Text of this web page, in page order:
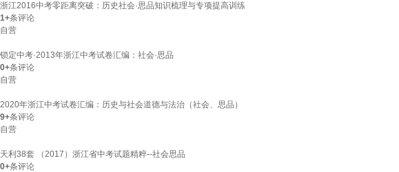
浙江2016中考零距离突破：历史社会·思品知识梳理与专项提高训练
1+条评论
自营
锁定中考·2013年浙江中考试卷汇编：社会·思品
0+条评论
自营
2020年浙江中考试卷汇编：历史与社会道德与法治（社会、思品）
9+条评论
自营
天利38套 （2017）浙江省中考试题精粹--社会思品
0+条评论